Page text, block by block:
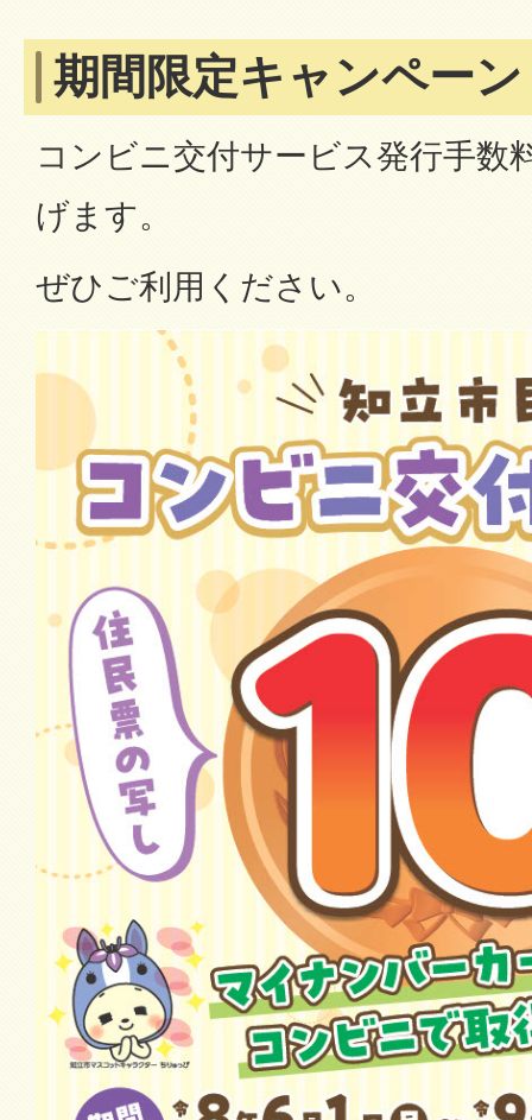
期間限定キャンペーン
コンビニ交付サービス発行手数
げます。
ぜひご利用ください。